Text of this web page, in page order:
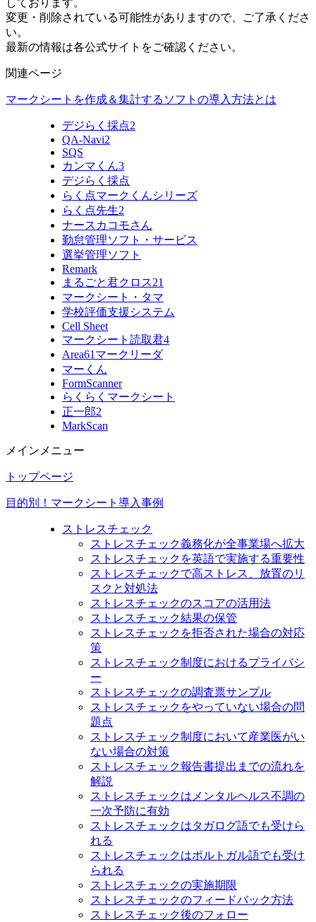
変更・削除されている可能性がありますので、ご了承くださ
い。
最新の情報は各公式サイトをご確認ください。
関連ページ
マークシートを作成＆集計するソフトの導入方法とは
デジらく採点2
QA-Navi2
SQS
カンマくん3
デジらく採点
らく点マークくんシリーズ
らく点先生2
ナースカコモさん
勤怠管理ソフト・サービス
選挙管理ソフト
Remark
まるごと君クロス21
マークシート・タマ
学校評価支援システム
Cell Sheet
マークシート読取君4
Area61マークリーダ
マーくん
FormScanner
らくらくマークシート
正一郎2
MarkScan
メインメニュー
トップページ
目的別！マークシート導入事例
ストレスチェック
ストレスチェック義務化が全事業場へ拡大
ストレスチェックを英語で実施する重要性
ストレスチェックで高ストレス、放置のリ
スクと対処法
ストレスチェックのスコアの活用法
ストレスチェック結果の保管
ストレスチェックを拒否された場合の対応
策
ストレスチェック制度におけるプライバシ
ー
ストレスチェックの調査票サンプル
ストレスチェックをやっていない場合の問
題点
ストレスチェック制度において産業医がい
ない場合の対策
ストレスチェック報告書提出までの流れを
解説
ストレスチェックはメンタルヘルス不調の
一次予防に有効
ストレスチェックはタガログ語でも受けら
れる
ストレスチェックはポルトガル語でも受け
られる
ストレスチェックの実施期限
ストレスチェックのフィードバック方法
ストレスチェック後のフォロー